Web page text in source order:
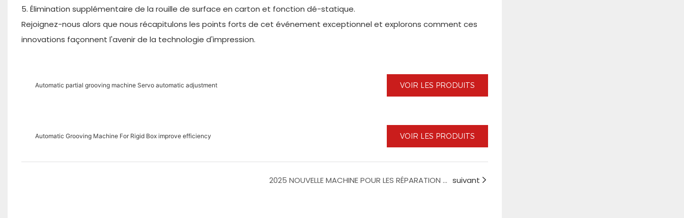
5. Élimination supplémentaire de la rouille de surface en carton et fonction dé-statique.
Rejoignez-nous alors que nous récapitulons les points forts de cet événement exceptionnel et explorons comment ces
innovations façonnent l'avenir de la technologie d'impression.
Automatic partial grooving machine Servo automatic adjustment VOIR LES PRODUITS
Automatic Grooving Machine For Rigid Box improve efficiency VOIR LES PRODUITS
2025 NOUVELLE MACHINE POUR LES RÉPARATION PARTIELLE FULLE suivant